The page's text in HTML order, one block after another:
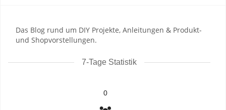
Das Blog rund um DIY Projekte, Anleitungen & Produkt-
und Shopvorstellungen.
7-Tage Statistik
0